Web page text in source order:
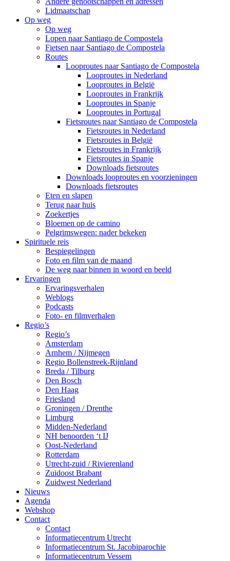
Lidmaatschap
Op weg
Op weg
Lopen naar Santiago de Compostela
Fietsen naar Santiago de Compostela
Routes
Looproutes naar Santiago de Compostela
Looproutes in Nederland
Looproutes in België
Looproutes in Frankrijk
Looproutes in Spanje
Looproutes in Portugal
Fietsroutes naar Santiago de Compostela
Fietsroutes in Nederland
Fietsroutes in België
Fietsroutes in Frankrijk
Fietsroutes in Spanje
Downloads fietsroutes
Downloads looproutes en voorzieningen
Downloads fietsroutes
Eten en slapen
Terug naar huis
Zoekertjes
Bloemen op de camino
Pelgrimswegen: nader bekeken
Spirituele reis
Bespiegelingen
Foto en film van de maand
De weg naar binnen in woord en beeld
Ervaringen
Ervaringsverhalen
Weblogs
Podcasts
Foto- en filmverhalen
Regio’s
Regio’s
Amsterdam
Arnhem / Nijmegen
Regio Bollenstreek-Rijnland
Breda / Tilburg
Den Bosch
Den Haag
Friesland
Groningen / Drenthe
Limburg
Midden-Nederland
NH benoorden ‘t IJ
Oost-Nederland
Rotterdam
Utrecht-zuid / Rivierenland
Zuidoost Brabant
Zuidwest Nederland
Nieuws
Agenda
Webshop
Contact
Contact
Informatiecentrum Utrecht
Informatiecentrum St. Jacobiparochie
Informatiecentrum Vessem